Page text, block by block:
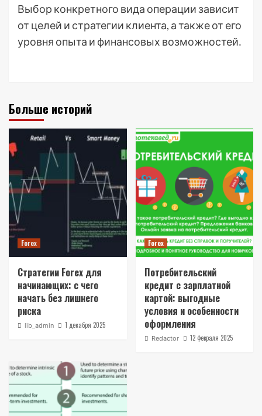
Выбор конкретного вида операции зависит
от целей и стратегии клиента, а также от его
уровня опыта и финансовых возможностей․
Больше историй
Forex
Стратегии Forex для
начинающих: с чего
начать без лишнего
риска
lib_admin 1 декабря 2025
Forex
Потребительский
кредит с зарплатной
картой: выгодные
условия и особенности
оформления
Redactor 12 февраля 2025